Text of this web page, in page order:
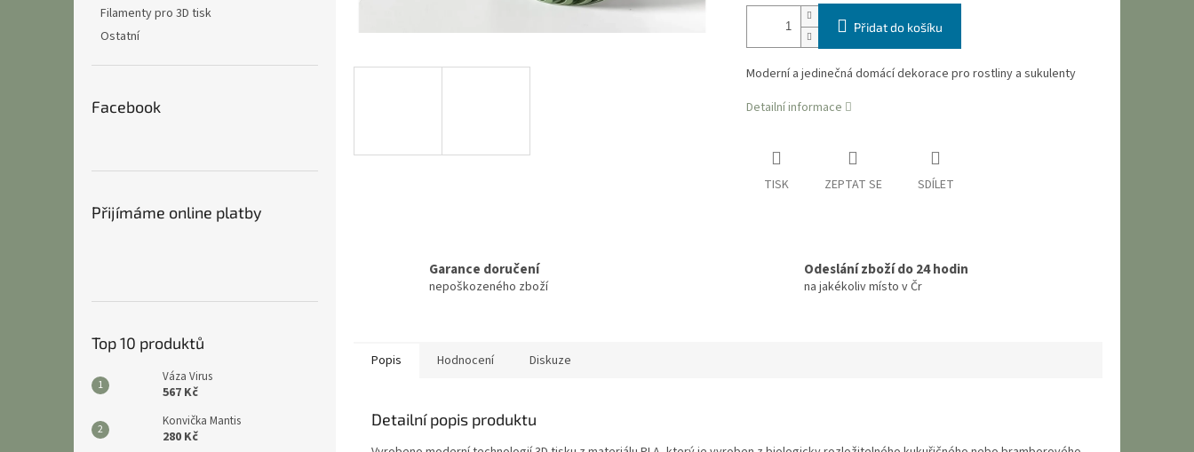
Filamenty pro 3D tisk
Ostatní
Facebook
Přijímáme online platby
Top 10 produktů
Váza Virus
567 Kč
Konvička Mantis
280 Kč
Přidat do košíku
Moderní a jedinečná domácí dekorace pro rostliny a sukulenty
Detailní informace
TISK ZEPTAT SE SDÍLET
Garance doručení
nepoškozeného zboží
Odeslání zboží do 24 hodin
na jakékoliv místo v Čr
Popis Hodnocení Diskuze
Detailní popis produktu